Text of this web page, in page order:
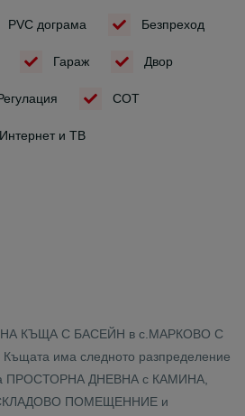
PVC дограма Безпреход
Гараж Двор
СОТ
Интернет и ТВ
КЪЩА С БАСЕЙН в с.МАРКОВО С
има следното разпределение
ПРОСТОРНА ДНЕВНА с КАМИНА,
ПОМЕЩЕННИЕ и